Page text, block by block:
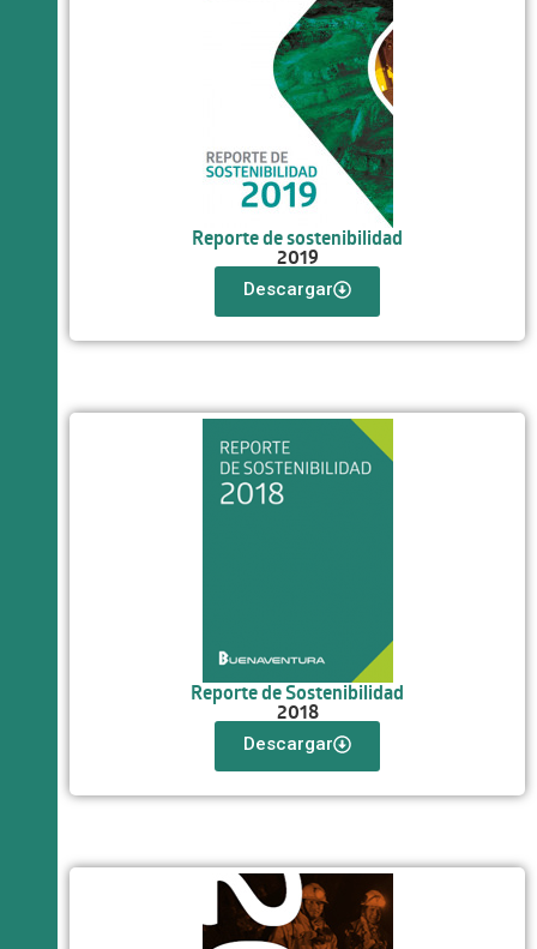
Reporte de sostenibilidad
2019
Descargar
Reporte de Sostenibilidad
2018
Descargar